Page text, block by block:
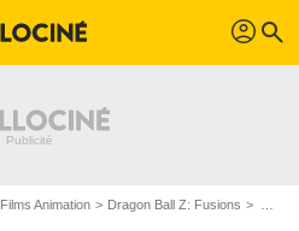
profil search
Films Animation Dragon Ball Z: Fusions